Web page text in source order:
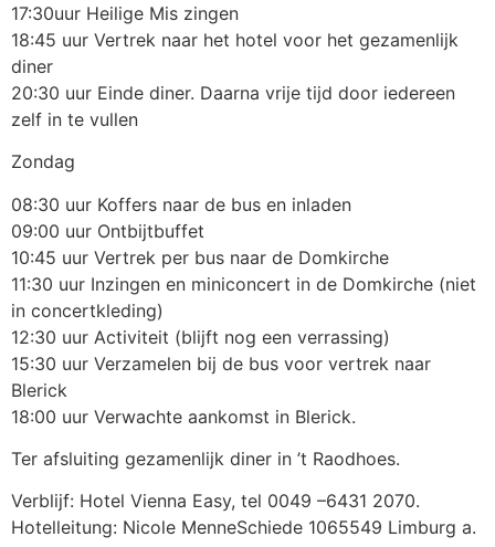
17:30uur Heilige Mis zingen
18:45 uur Vertrek naar het hotel voor het gezamenlijk
diner
20:30 uur Einde diner. Daarna vrije tijd door iedereen
zelf in te vullen
Zondag
08:30 uur Koffers naar de bus en inladen
09:00 uur Ontbijtbuffet
10:45 uur Vertrek per bus naar de Domkirche
11:30 uur Inzingen en miniconcert in de Domkirche (niet
in concertkleding)
12:30 uur Activiteit (blijft nog een verrassing)
15:30 uur Verzamelen bij de bus voor vertrek naar
Blerick
18:00 uur Verwachte aankomst in Blerick.
Ter afsluiting gezamenlijk diner in ’t Raodhoes.
Verblijf: Hotel Vienna Easy, tel 0049 –6431 2070.
Hotelleitung: Nicole MenneSchiede 1065549 Limburg a.